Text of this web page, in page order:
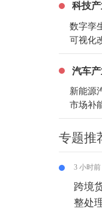
科技
数字孪
可视化
汽车
新能源
市场补
专题推
3 小时前
跨境
整处